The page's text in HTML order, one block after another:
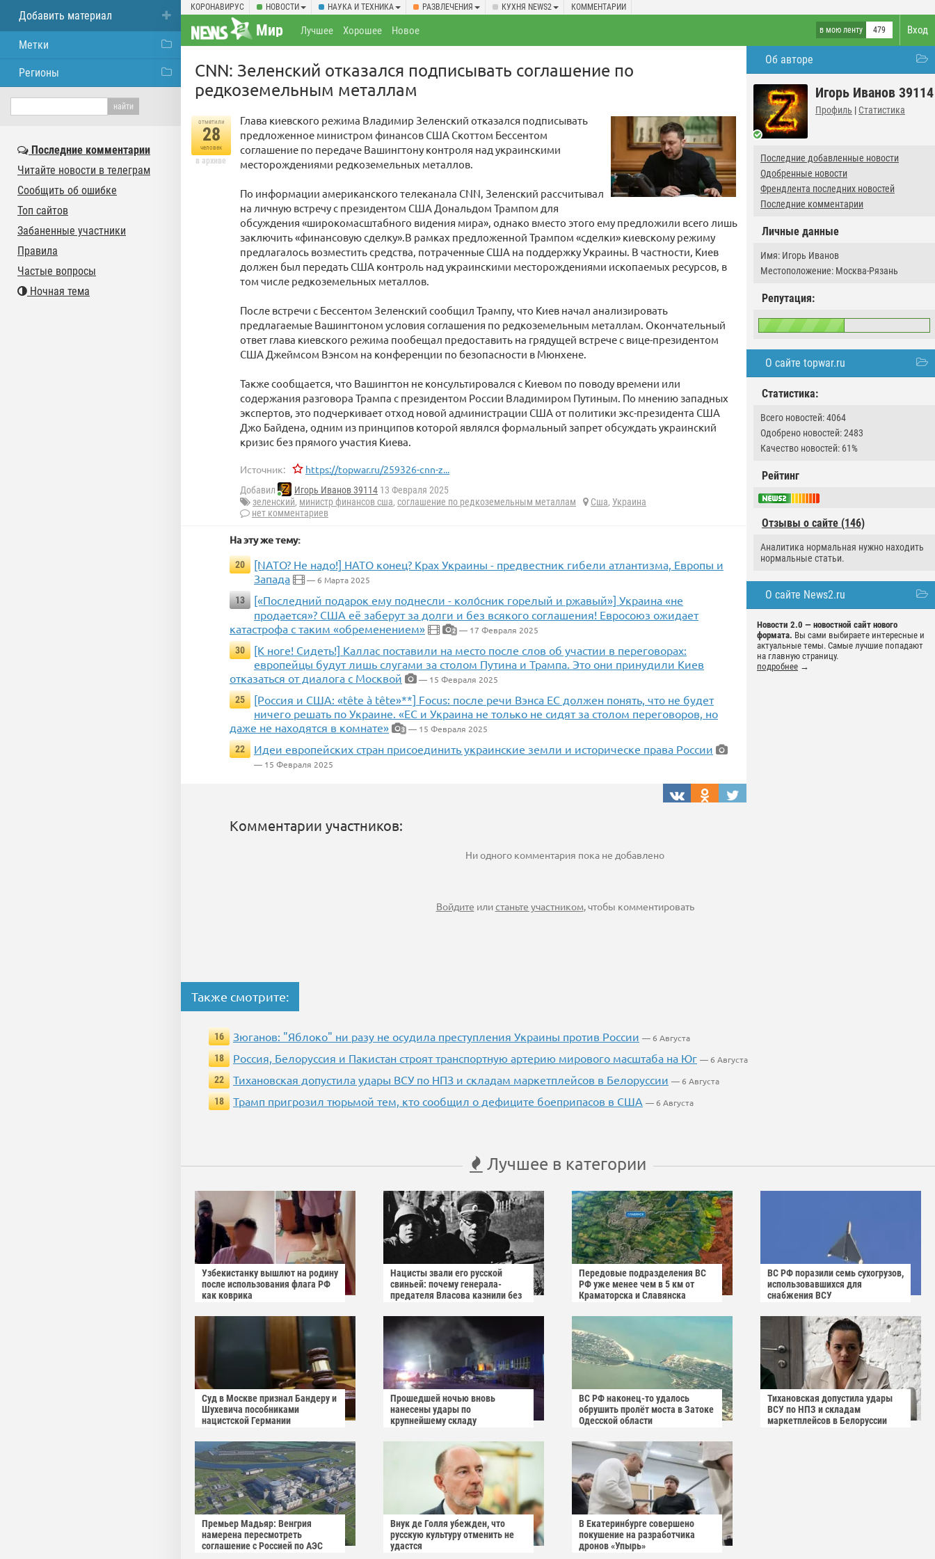
КОРОНАВИРУС НОВОСТИ НАУКА И ТЕХНИКА РАЗВЛЕЧЕНИЯ КУХНЯ NEWS2 КОММЕНТАРИИ
Вход
Мир в мою ленту 479
Лучшее Хорошее Новое
Об авторе
Игорь Иванов 39114
Профиль | Статистика
Последние добавленные новости
Одобренные новости
Френдлента последних новостей
Последние комментарии
Личные данные
Имя: Игорь Иванов
Местоположение: Москва-Рязань
Репутация:
О сайте topwar.ru
Статистика:
Всего новостей: 4064
Одобрено новостей: 2483
Качество новостей: 61%
Рейтинг
Отзывы о сайте (146)
Аналитика нормальная нужно находить
нормальные статьи.
О сайте News2.ru
Новости 2.0 — новостной сайт нового
формата. Вы сами выбираете интересные и
актуальные темы. Самые лучшие попадают
на главную страницу.
подробнее →
CNN: Зеленский отказался подписывать соглашение по
редкоземельным металлам
отметили
28
человек
в архиве
Глава киевского режима Владимир Зеленский отказался подписывать
предложенное министром финансов США Скоттом Бессентом
соглашение по передаче Вашингтону контроля над украинскими
месторождениями редкоземельных металлов.
По информации американского телеканала CNN, Зеленский рассчитывал
на личную встречу с президентом США Дональдом Трампом для
обсуждения «широкомасштабного видения мира», однако вместо этого ему предложили всего лишь
заключить «финансовую сделку».В рамках предложенной Трампом «сделки» киевскому режиму
предлагалось возместить средства, потраченные США на поддержку Украины. В частности, Киев
должен был передать США контроль над украинскими месторождениями ископаемых ресурсов, в
том числе редкоземельных металлов.
После встречи с Бессентом Зеленский сообщил Трампу, что Киев начал анализировать
предлагаемые Вашингтоном условия соглашения по редкоземельным металлам. Окончательный
ответ глава киевского режима пообещал предоставить на грядущей встрече с вице-президентом
США Джеймсом Вэнсом на конференции по безопасности в Мюнхене.
Также сообщается, что Вашингтон не консультировался с Киевом по поводу времени или
содержания разговора Трампа с президентом России Владимиром Путиным. По мнению западных
экспертов, это подчеркивает отход новой администрации США от политики экс-президента США
Джо Байдена, одним из принципов которой являлся формальный запрет обсуждать украинский
кризис без прямого участия Киева.
Источник: https://topwar.ru/259326-cnn-z...
Добавил Игорь Иванов 39114 13 Февраля 2025
зеленский, министр финансов сша, соглашение по редкоземельным металлам Сша, Украина
нет комментариев
На эту же тему:
20
[NATO? Не надо!] НАТО конец? Крах Украины - предвестник гибели атлантизма, Европы и
Запада
— 6 Марта 2025
13
[«Последний подарок ему поднесли - коло́сник горелый и ржавый»] Украина «не
продается»? США её заберут за долги и без всякого соглашения! Евросоюз ожидает
катастрофа с таким «обременением»
2 — 17 Февраля 2025
30
[К ноге! Сидеть!] Каллас поставили на место после слов об участии в переговорах:
европейцы будут лишь слугами за столом Путина и Трампа. Это они принудили Киев
отказаться от диалога с Москвой
— 15 Февраля 2025
25
[Россия и США: «tête à tête»**] Focus: после речи Вэнса ЕС должен понять, что не будет
ничего решать по Украине. «ЕС и Украина не только не сидят за столом переговоров, но
даже не находятся в комнате»
3 — 15 Февраля 2025
22
Идеи европейских стран присоединить украинские земли и историческе права России
— 15 Февраля 2025
Комментарии участников:
Ни одного комментария пока не добавлено
Войдите илистаньте участником, чтобы комментировать
Также смотрите:
16 Зюганов: "Яблоко" ни разу не осудила преступления Украины против России — 6 Августа
18
Россия, Белоруссия и Пакистан строят транспортную артерию мирового масштаба на Юг — 6 Августа
22
Тихановская допустила удары ВСУ по НПЗ и складам маркетплейсов в Белоруссии — 6 Августа
18
Трамп пригрозил тюрьмой тем, кто сообщил о дефиците боеприпасов в США — 6 Августа
Лучшее в категории
Узбекистанку вышлют на родину
после использования флага РФ
как коврика
Нацисты звали его русской
свиньей: почему генерала-
предателя Власова казнили без
Передовые подразделения ВС
РФ уже менее чем в 5 км от
Краматорска и Славянска
ВС РФ поразили семь сухогрузов,
использовавшихся для
снабжения ВСУ
Суд в Москве признал Бандеру и
Шухевича пособниками
нацистской Германии
Прошедшей ночью вновь
нанесены удары по
крупнейшему складу
Rozetka
ВС РФ наконец-то удалось
обрушить пролёт моста в Затоке
Одесской области
Тихановская допустила удары
ВСУ по НПЗ и складам
маркетплейсов в Белоруссии
Премьер Мадьяр: Венгрия
намерена пересмотреть
соглашение с Россией по АЭС
Внук де Голля убежден, что
русскую культуру отменить не
удастся
В Екатеринбурге совершено
покушение на разработчика
дронов «Упырь»
Добавить материал
Метки
Регионы
Последние комментарии
Читайте новости в телеграм
Сообщить об ошибке
Топ сайтов
Забаненные участники
Правила
Частые вопросы
Ночная тема